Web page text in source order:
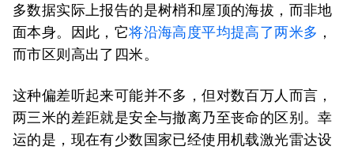
多数据实际上报告的是树梢和屋顶的海拔，而非地
面本身。因此，它将沿海高度平均提高了两米多 ，
而市区则高出了四米。
这种偏差听起来可能并不多，但对数百万人而言，
两三米的差距就是安全与撤离乃至丧命的区别。幸
运的是，现在有少数国家已经使用机载激光雷达设